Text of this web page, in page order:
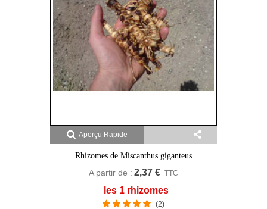
Aperçu Rapide
Rhizomes de Miscanthus giganteus
A partir de : 2,37 € TTC
les 1 rhizomes
(2)